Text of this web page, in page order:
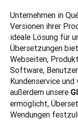
Unternehmen in
Versionen ihrer
ideale Lösung für
Übersetzungen
Webseiten,
Software,
Kundenservice
außerdem unsere
ermöglicht,
Wendungen